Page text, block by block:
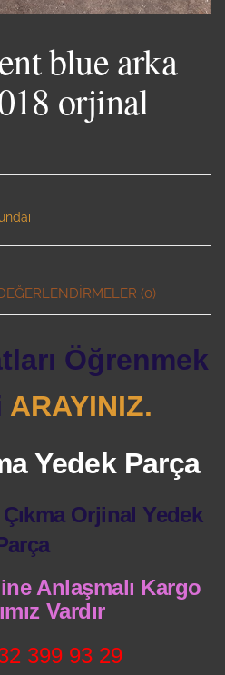
blue arka
orjinal
(0)
Öğrenmek
ARAYINIZ.
Yedek Parça
Orjinal Yedek
Anlaşmalı Kargo
Vardır
399 93 29